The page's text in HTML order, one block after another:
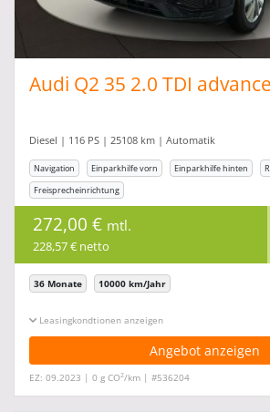
Audi Q2 35 2.0 TDI
Diesel | 116 PS | 25108 km | Automatik
Navigation Einparkhilfe vorn Einparkhilfe hinten
Freisprecheinrichtung
272,00 € mtl.
228,57 € netto
36 Monate 10000 km/Jahr
Leasingkonditionen ein-/ausblenden
Angebot anzeigen
EZ: 09.2023 | 0 g CO2/km | #536204